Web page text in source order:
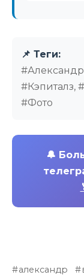
📌 Теги:
#Кэпиталз,
#Фото
🔔
александр